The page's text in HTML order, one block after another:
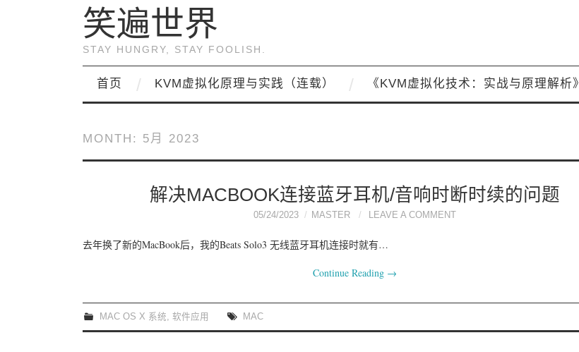
笑遍世界
STAY HUNGRY, STAY FOOLISH.
首页 KVM虚拟化原理与实践（连载） 《KVM虚拟化技术：实战与原理解析》
MONTH: 5月 2023
解决MACBOOK连接蓝牙耳机/音响时断时续的问题
05/24/2023 MASTER LEAVE A COMMENT
去年换了新的MacBook后，我的Beats Solo3 无线蓝牙耳机连接时就有…
Continue Reading →
MAC OS X 系统 软件应用 MAC